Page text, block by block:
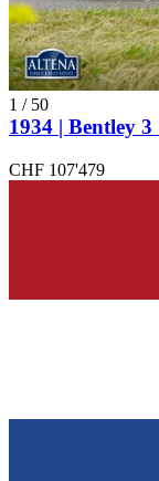
1 / 50
1934 | Bentley
CHF 107'479